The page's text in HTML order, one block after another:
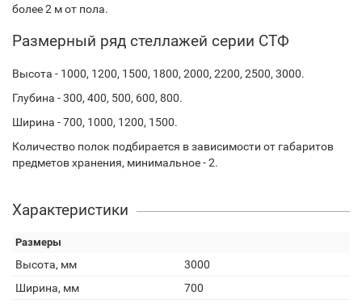
более 2 м от пола.
Размерный ряд стеллажей серии СТФ
Высота - 1000, 1200, 1500, 1800, 2000, 2200, 2500, 3000.
Глубина - 300, 400, 500, 600, 800.
Ширина - 700, 1000, 1200, 1500.
Количество полок подбирается в зависимости от габаритов
предметов хранения, минимальное - 2.
Характеристики
Размеры
Высота, мм
3000
Ширина, мм
700